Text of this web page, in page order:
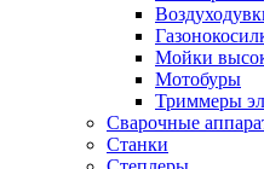
Мойки
Мотобуры
Триммеры
Сварочные
Станки